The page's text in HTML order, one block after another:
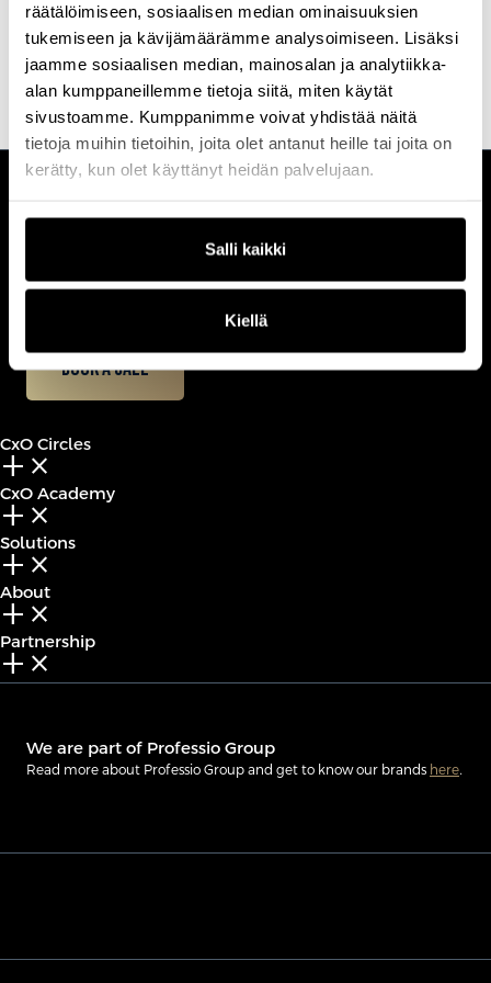
räätälöimiseen, sosiaalisen median ominaisuuksien
tukemiseen ja kävijämäärämme analysoimiseen. Lisäksi
jaamme sosiaalisen median, mainosalan ja analytiikka-
alan kumppaneillemme tietoja siitä, miten käytät
sivustoamme. Kumppanimme voivat yhdistää näitä
tietoja muihin tietoihin, joita olet antanut heille tai joita on
kerätty, kun olet käyttänyt heidän palvelujaan.
Salli kaikki
Kiellä
Etsi koulutus & tapahtuma Ota yhteyttä
CUSTOMERCARE
customerservice@professio.fi
Book a call
CxO Circles
add_2 close
CxO Academy
add_2 close
Solutions
add_2 close
About
add_2 close
Partnership
add_2 close
We are part of Professio Group
Read more about Professio Group and get to know our brands here.